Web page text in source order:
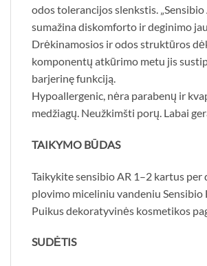
odos tolerancijos slenkstis. „Sensibio
sumažina diskomforto ir deginimo
Drėkinamosios ir odos struktūros
komponentų atkūrimo metu jis
barjerinę funkciją.
Hypoallergenic, nėra parabenų ir
medžiagų. Neužkimšti porų. Labai
TAIKYMO BŪDAS
Taikykite sensibio AR 1–2 kartus per
plovimo miceliniu vandeniu Sensibio
Puikus dekoratyvinės kosmetikos
SUDĖTIS